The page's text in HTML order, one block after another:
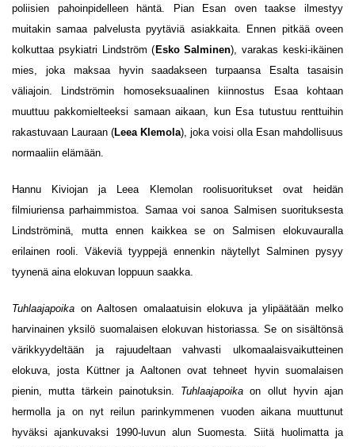
poliisien pahoinpidelleen häntä. Pian Esan oven taakse ilmestyy
muitakin samaa palvelusta pyytäviä asiakkaita. Ennen pitkää oveen
kolkuttaa psykiatri Lindström ( Esko Salminen), varakas keski-ikäinen
mies, joka maksaa hyvin saadakseen turpaansa Esalta tasaisin
väliajoin. Lindströmin homoseksuaalinen kiinnostus Esaa kohtaan
muuttuu pakkomielteeksi samaan aikaan, kun Esa tutustuu renttuihin
rakastuvaan Lauraan (Leea Klemola), joka voisi olla Esan mahdollisuus
normaaliin elämään.
Hannu Kiviojan ja Leea Klemolan roolisuoritukset ovat heidän
filmiuriensa parhaimmistoa. Samaa voi sanoa Salmisen suorituksesta
Lindströminä, mutta ennen kaikkea se on Salmisen elokuvauralla
erilainen rooli. Väkeviä tyyppejä ennenkin näytellyt Salminen pysyy
tyynenä aina elokuvan loppuun saakka.
Tuhlaajapoika on Aaltosen omalaatuisin elokuva ja ylipäätään melko
harvinainen yksilö suomalaisen elokuvan historiassa. Se on sisältönsä
värikkyydeltään ja rajuudeltaan vahvasti ulkomaalaisvaikutteinen
elokuva, josta Küttner ja Aaltonen ovat tehneet hyvin suomalaisen
pienin, mutta tärkein painotuksin. Tuhlaajapoika on ollut hyvin ajan
hermolla ja on nyt reilun parinkymmenen vuoden aikana muuttunut
hyväksi ajankuvaksi 1990-luvun alun Suomesta. Siitä huolimatta ja